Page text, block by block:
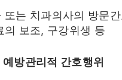
또는 치과의사의 방문
의 보조, 구강위생 등
방관리적 간호행위